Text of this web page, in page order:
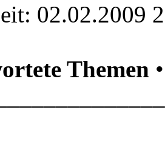
02.02.2009
Themen